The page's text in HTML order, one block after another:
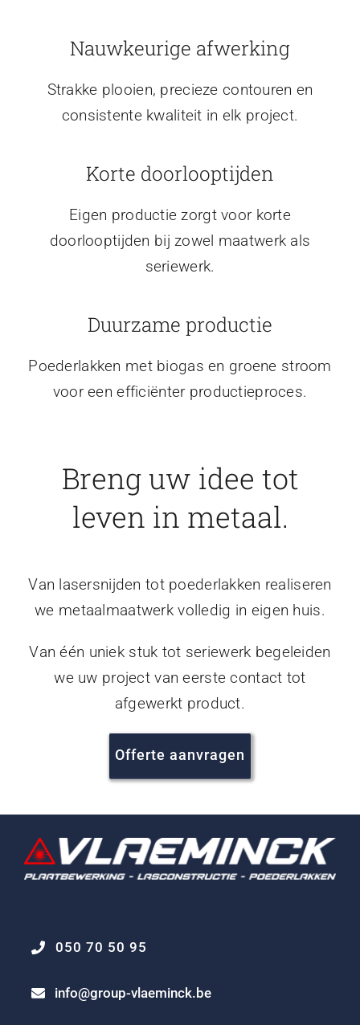
Nauwkeurige afwerking
Strakke plooien, precieze contouren en
consistente kwaliteit in elk project.
Korte doorlooptijden
Eigen productie zorgt voor korte
doorlooptijden bij zowel maatwerk als
seriewerk.
Duurzame productie
Poederlakken met biogas en groene stroom
voor een efficiënter productieproces.
Breng uw idee tot
leven in metaal.
Van lasersnijden tot poederlakken realiseren
we metaalmaatwerk volledig in eigen huis.
Van één uniek stuk tot seriewerk begeleiden
we uw project van eerste contact tot
afgewerkt product.
Offerte aanvragen
050 70 50 95
info@group-vlaeminck.be